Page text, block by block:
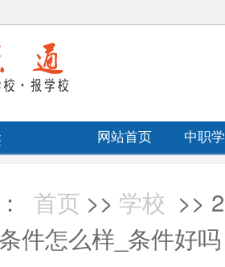
网站首页 中职
首页 >> 学校 >>
件怎么样_条件好吗